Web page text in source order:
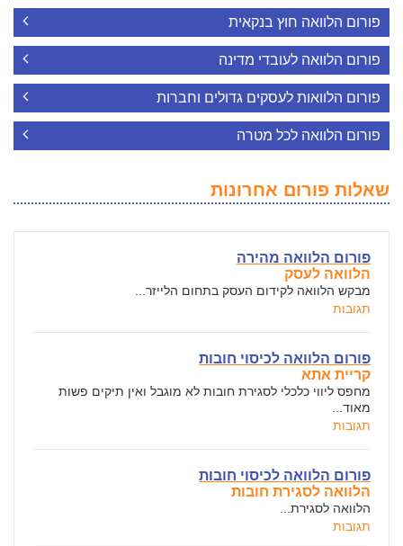
פורום הלוואה חוץ בנקאית
פורום הלוואה לעובדי מדינה
פורום הלוואות לעסקים גדולים וחברות
פורום הלוואה לכל מטרה
שאלות פורום אחרונות
פורום הלוואה מהירה
הלוואה לעסק
מבקש הלוואה לקידום העסק בתחום הלייזר...
תגובות
פורום הלוואה לכיסוי חובות
קריית אתא
מחפס ליווי כלכלי לסגירת חובות לא מוגבל ואין תיקים פשות
מאוד...
תגובות
פורום הלוואה לכיסוי חובות
הלוואה לסגירת חובות
הלוואה לסגירת...
תגובות